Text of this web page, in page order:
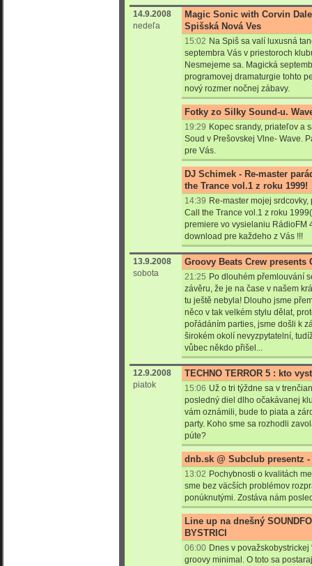
14.9.2008
nedeľa
Magic Sonic with Corvin
Spišská Nová Ves
15:02 Na Spiš sa valí luxusná
septembra Vás v priestoroch
Nesmejeme sa. Magická
programovej dramaturgie tohto
nový rozmer nočnej zábavy.
Fotky zo Silky Sound-u.
19:29 Kopec srandy, priateľov a
Soud v Prešovskej Vlne- Wave.
pre Vás.
DJ Schimek - Re-master
the Trance vol.1 z roku 1999!
14:39 Re-master mojej
Call the Trance vol.1 z roku
premiere vo vysielaniu RádioFM
download pre každeho z Vás !!!
13.9.2008
sobota
Groovy Beats Crew presents
21:25 Po dlouhém přemlouvání
závěru, že je na čase v našem
tu ještě nebyla! Dlouho jsme
něco v tak velkém stylu dělat,
pořádáním parties, jsme došli k
širokém okolí nevyzpytatelní,
vůbec někdo přišel...
12.9.2008
piatok
TECHNO TERROR 5 : kto
15:06 Už o tri týždne sa v
posledný diel dlho očakávanej
vám oznámili, bude to piata a
party. Koho sme sa rozhodli
púte?
dnb.sk @ Subclub presentz
13:02 Pochybnosti o kvalitách
sme bez väcších problémov
ponúknutými. Zostáva nám
Line up na dnešný
BYSTRICI
06:00 Dnes v
groovy minimal. O toto sa